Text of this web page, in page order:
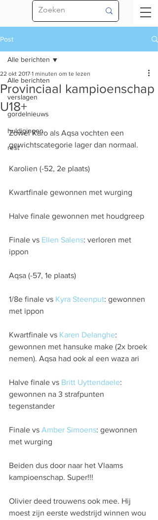
Post
Alle berichten
verslagen
gordelnieuws
huldigingen
rest
Alle berichten
Provinciaal kampioenschap
U18+
22 okt 2017 1 minuten om te lezen
Zowel Karo als Aqsa vochten een
gewichtscategorie lager dan normaal.
Karolien (-52, 2e plaats)
Kwartfinale gewonnen met wurging
Halve finale gewonnen met houdgreep
Finale vs Ellen Salens: verloren met
ippon
Aqsa (-57, 1e plaats)
1/8e finale vs Kyra Steenput: gewonnen
met ippon
Kwartfinale vs Karen Delanghe:
gewonnen met hansuke make (2x broek
nemen). Aqsa had ook al een waza ari
Halve finale vs Britt Uyttendaele:
gewonnen na 3 strafpunten
tegenstander
Finale vs Amber Simoens: gewonnen
met wurging
Beiden dus door naar het Vlaams
kampioenschap. Super!!!
Olivier deed trouwens ook mee. Hij
moest zijn eerste wedstrijd winnen wou